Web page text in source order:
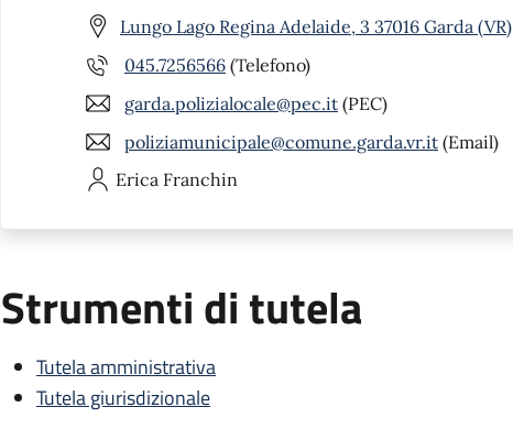
Lungo Lago Regina Adelaide, 3 37016 Garda (VR)
045.7256566 (Telefono)
garda.polizialocale@pec.it (PEC)
poliziamunicipale@comune.garda.vr.it (Email)
Erica Franchin
Strumenti di tutela
Tutela amministrativa
Tutela giurisdizionale